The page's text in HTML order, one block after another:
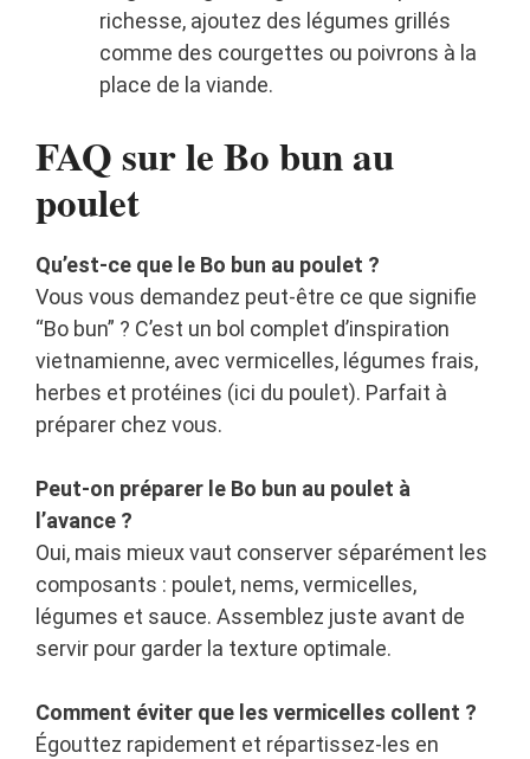
richesse, ajoutez des légumes grillés
comme des courgettes ou poivrons à la
place de la viande.
FAQ sur le Bo bun au
poulet
Qu’est-ce que le Bo bun au poulet ?
Vous vous demandez peut-être ce que signifie
“Bo bun” ? C’est un bol complet d’inspiration
vietnamienne, avec vermicelles, légumes frais,
herbes et protéines (ici du poulet). Parfait à
préparer chez vous.
Peut-on préparer le Bo bun au poulet à
l’avance ?
Oui, mais mieux vaut conserver séparément les
composants : poulet, nems, vermicelles,
légumes et sauce. Assemblez juste avant de
servir pour garder la texture optimale.
Comment éviter que les vermicelles collent ?
Égouttez rapidement et répartissez-les en